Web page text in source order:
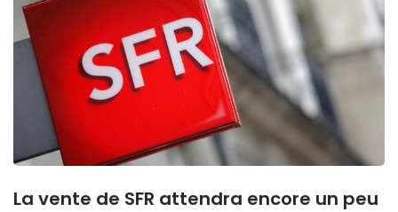
La vente de SFR attendra encore un peu